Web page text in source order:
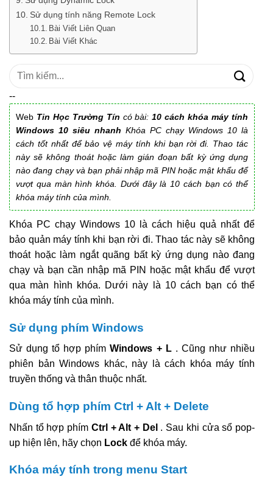
Sử dụng tính năng Remote Lock
Bài Viết Liên Quan
Bài Viết Khác
Tìm
--
Web Tin Học Trường Tín có bài:10 cách khóa máy tính
Windows 10 siêu nhanh Khóa PC chạy Windows 10 là
cách tốt nhất để bảo vệ máy tính khi bạn rời đi. Thao tác
này sẽ không thoát hoặc làm gián đoạn bất kỳ ứng dụng
nào đang chạy và bạn phải nhập mã PIN hoặc mật khẩu để
vượt qua màn hình khóa. Dưới đây là 10 cách bạn có thể
khóa máy tính của mình.
Khóa PC chạy Windows 10 là cách hiệu quả nhất để
bảo quản máy tính khi bạn rời đi. Thao tác này sẽ không
thoát hoặc làm ngắt quãng bất kỳ ứng dụng nào đang
chạy và bạn cần nhập mã PIN hoặc mật khẩu để vượt
qua màn hình khóa. Dưới này là 10 cách bạn có thể
khóa máy tính của mình.
Sử dụng phím Windows
Sử dụng tổ hợp phímWindows + L . Cũng như nhiều
phiên bản Windows khác, này là cách khóa máy tính
truyền thống và thân thuộc nhất.
Dùng tổ hợp phím Ctrl + Alt + Delete
Nhấn tổ hợp phím Ctrl + Alt + Del . Sau khi cửa sổ pop-
up hiện lên, hãy chọn Lock để khóa máy.
Khóa máy tính trong menu Start